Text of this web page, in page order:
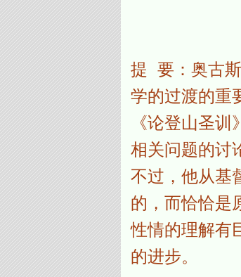
提 要：奥古
学的过渡的重
《论登山圣
相关问题的讨
不过，他从基
的，而恰恰是
性情的理解有
的进步。